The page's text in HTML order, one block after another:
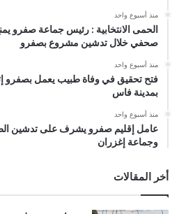
منذ أسبوع واحد
الحمى الانتخابية : رئيس جماعة صفرو
صحفي خلال تدشين مشروع بصفرو
منذ أسبوع واحد
فتح تحقيق في وفاة طبيب يعمل
بمدينة فاس
منذ أسبوع واحد
عامل إقليم صفرو يشرف على تدشين
وجماعة إغزران
أخر المقالات